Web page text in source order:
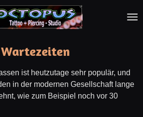
ist heutzutage sehr populär, und
in der modernen Gesellschaft lange
wie zum Beispiel noch vor 30